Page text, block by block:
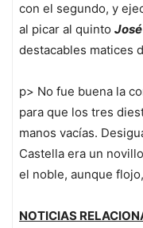
con el segundo, y
al picar al quinto
destacables matices
p> No fue buena la
para que los tres
manos vacías.
Castella era un
el noble, aunque
NOTICIAS